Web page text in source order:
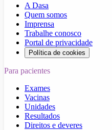
A Dasa
Quem somos
Imprensa
Trabalhe conosco
Portal de privacidade
Política de cookies
Para pacientes
Exames
Vacinas
Unidades
Resultados
Direitos e deveres